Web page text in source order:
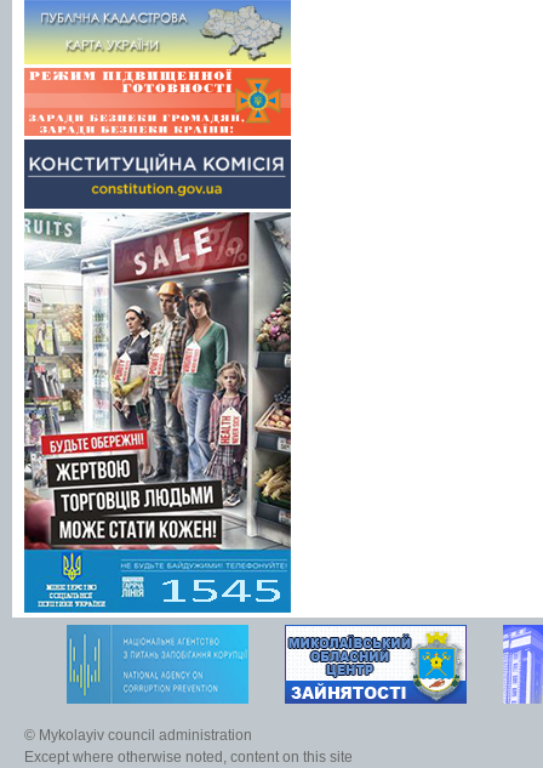
© Mykolayiv council administration
Except where otherwise noted, content on this site